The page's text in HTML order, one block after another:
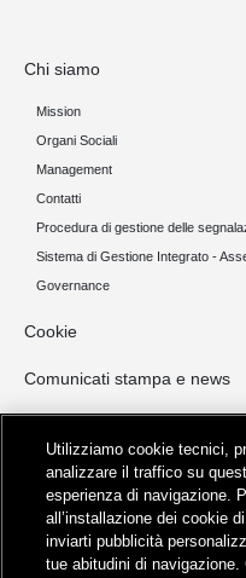
Chi siamo
Mission
Organi Sociali
Management
Contatti
Procedura di gestione delle
Sistema di Gestione Integrato -
Governance
Cookie
Comunicati stampa e news
NORD ITALIA
CENTRO ITALIA
SUD ITALIA E ISOLE
Invio manifestazioni di interesse
Utilizziamo cookie tecnici,
analizzare il traffico su
esperienza di navigazione.
all’installazione dei cookie
inviarti pubblicità
tue abitudini di navigazione.